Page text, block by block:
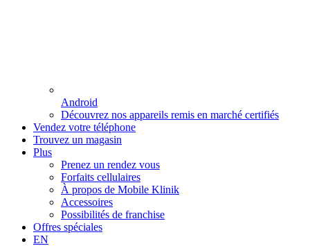
Android
Découvrez nos appareils remis en marché certifiés
Vendez votre téléphone
Trouvez un magasin
Plus
Prenez un rendez vous
Forfaits cellulaires
À propos de Mobile Klinik
Accessoires
Possibilités de franchise
Offres spéciales
EN